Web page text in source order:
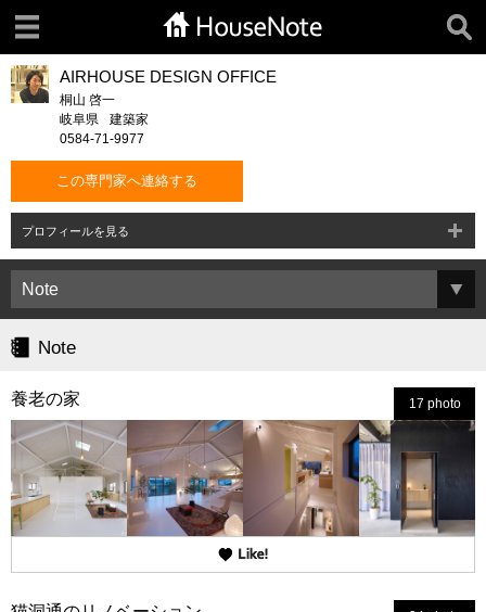
AIRHOUSE DESIGN OFFICE
桐山 啓一
岐阜県
建築家
0584-71-9977
この専門家へ連絡する
プロフィールを見る
Note
養老の家 17 photo